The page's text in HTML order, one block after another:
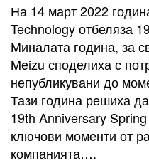
На 14 март 2022
Technology отбеляза
Миналата година, за
Meizu споделиха с
непубликувани до
Тази година решиха
19th Anniversary
ключови моменти от
компанията….